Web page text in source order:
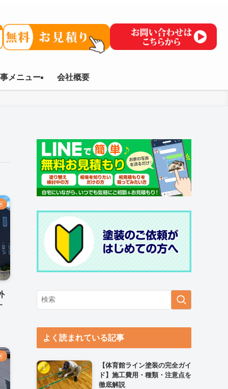
メニュー 会社概要
よく読まれている記事
【体育館ライン塗装の完全ガイ
ド】施工費用・種類・注意点を
徹底解説